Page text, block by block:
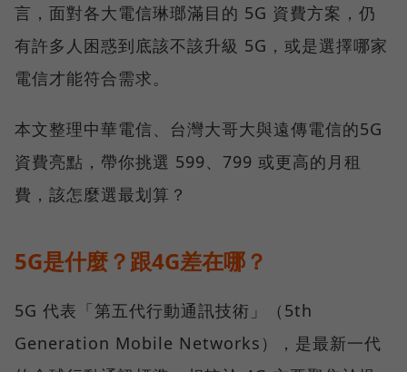
言，面對各大電信琳瑯滿目的 5G 資費方案，仍
有許多人困惑到底該不該升級 5G，或是選擇哪家
電信才能符合需求。
本文整理中華電信、台灣大哥大與遠傳電信的5G
資費亮點，帶你挑選 599、799 或更高的月租
費，該怎麼選最划算？
5G是什麼？跟4G差在哪？
5G 代表「第五代行動通訊技術」（5th
Generation Mobile Networks），是最新一代